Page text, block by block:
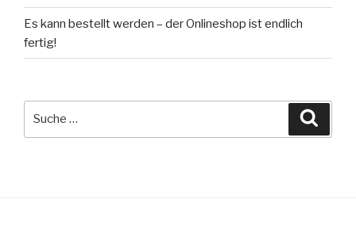
Es kann bestellt werden – der Onlineshop ist endlich
fertig!